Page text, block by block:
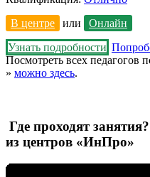
В центре
или
Онлайн
Узнать подробности
Посмотреть всех педагогов
» можно здесь.
Где проходят
из центров «ИнПро»